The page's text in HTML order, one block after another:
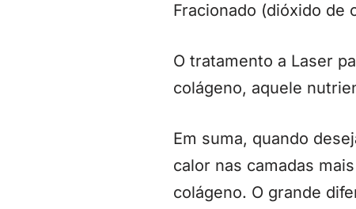
Fracionado (dióxido de
O tratamento a Laser
colágeno, aquele
Em suma, quando
calor nas camadas
colágeno. O grande